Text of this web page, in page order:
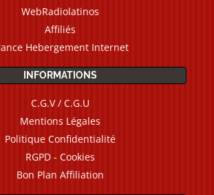
WebRadiolatinos
Affiliés
Hebergement Internet
INFORMATIONS
C.G.V / C.G.U
Mentions Légales
Politique Confidentialité
RGPD - Cookies
Bon Plan Affiliation